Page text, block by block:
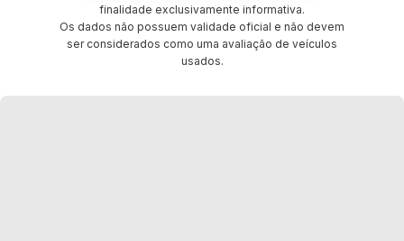
finalidade exclusivamente informativa.
Os dados não possuem validade oficial e não devem
ser considerados como uma avaliação de veículos
usados.